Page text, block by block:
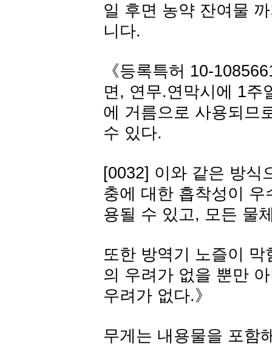
일 후면 농약 잔여물
니다.
《등록특허 10-
면, 연무.연막시에 1주
에 거름으로 사용되므
수 있다.
[0032] 이와 같은 방식
충에 대한 흡착성이
용될 수 있고, 모든 물
또한 방역기 노즐이
의 우려가 없을 뿐만
우려가 없다.》
무게는 내용물을 포함